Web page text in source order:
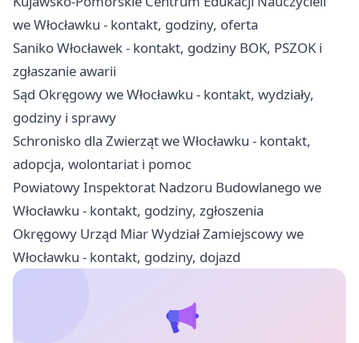
we Włocławku - kontakt, godziny, oferta
Saniko Włocławek - kontakt, godziny BOK, PSZOK i
zgłaszanie awarii
Sąd Okręgowy we Włocławku - kontakt, wydziały,
godziny i sprawy
Schronisko dla Zwierząt we Włocławku - kontakt,
adopcja, wolontariat i pomoc
Powiatowy Inspektorat Nadzoru Budowlanego we
Włocławku - kontakt, godziny, zgłoszenia
Okręgowy Urząd Miar Wydział Zamiejscowy we
Włocławku - kontakt, godziny, dojazd